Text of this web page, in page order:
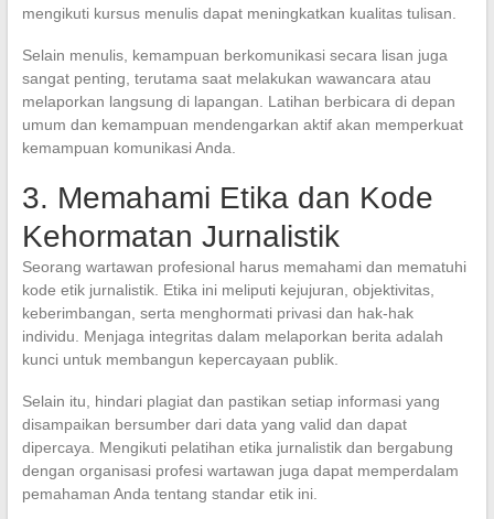
mengikuti kursus menulis dapat meningkatkan kualitas tulisan.
Selain menulis, kemampuan berkomunikasi secara lisan juga
sangat penting, terutama saat melakukan wawancara atau
melaporkan langsung di lapangan. Latihan berbicara di depan
umum dan kemampuan mendengarkan aktif akan memperkuat
kemampuan komunikasi Anda.
3. Memahami Etika dan Kode
Kehormatan Jurnalistik
Seorang wartawan profesional harus memahami dan mematuhi
kode etik jurnalistik. Etika ini meliputi kejujuran, objektivitas,
keberimbangan, serta menghormati privasi dan hak-hak
individu. Menjaga integritas dalam melaporkan berita adalah
kunci untuk membangun kepercayaan publik.
Selain itu, hindari plagiat dan pastikan setiap informasi yang
disampaikan bersumber dari data yang valid dan dapat
dipercaya. Mengikuti pelatihan etika jurnalistik dan bergabung
dengan organisasi profesi wartawan juga dapat memperdalam
pemahaman Anda tentang standar etik ini.